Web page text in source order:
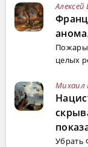
Алексей
Пожары
целых
Михаил
Убрать